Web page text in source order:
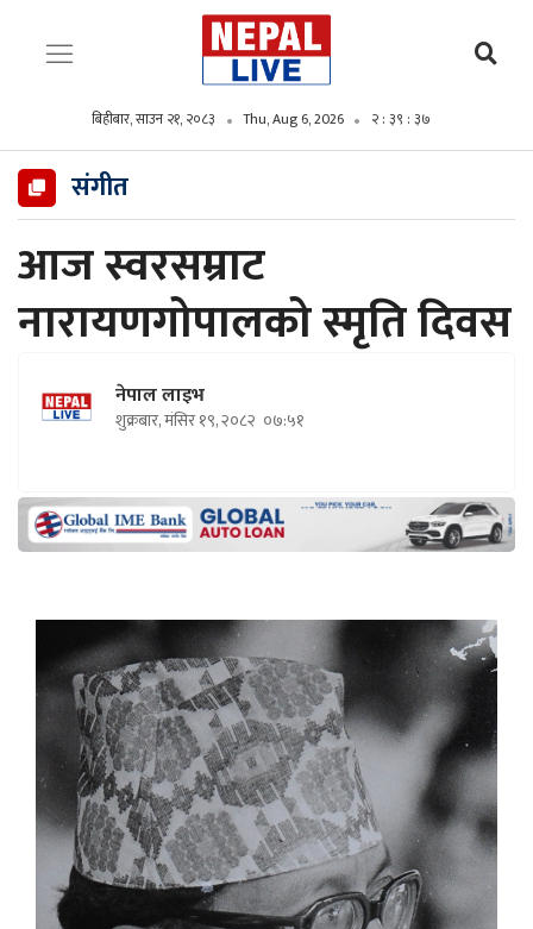
बिहीबार, साउन २१, २०८३ Thu, Aug 6, 2026 २ : ३९ : ३८
संगीत
आज स्वरसम्राट
नारायणगोपालको स्मृति दिवस
नेपाल लाइभ
शुक्रबार, मंसिर १९, २०८२ ०७:५१